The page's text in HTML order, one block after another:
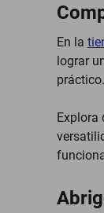
En la
lograr
práctico.
Explora